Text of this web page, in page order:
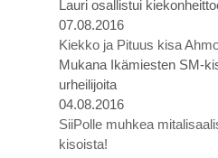
Lauri osallistui
07.08.2016
Kiekko ja Pituus kisa
Mukana Ikämiesten SM-
urheilijoita
04.08.2016
SiiPolle muhkea
kisoista!